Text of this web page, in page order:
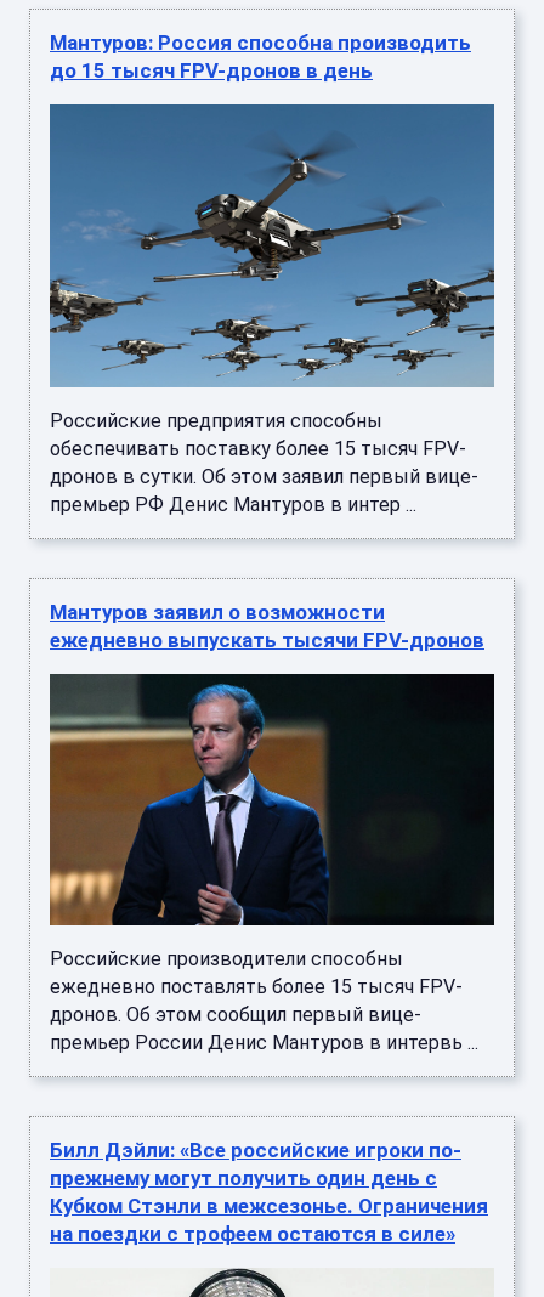
Мантуров: Россия способна производить
до 15 тысяч FPV-дронов в день
Российские предприятия способны
обеспечивать поставку более 15 тысяч FPV-
дронов в сутки. Об этом заявил первый вице-
премьер РФ Денис Мантуров в интер ...
Мантуров заявил о возможности
ежедневно выпускать тысячи FPV-дронов
Российские производители способны
ежедневно поставлять более 15 тысяч FPV-
дронов. Об этом сообщил первый вице-
премьер России Денис Мантуров в интервь ...
Билл Дэйли: «Все российские игроки по-
прежнему могут получить один день с
Кубком Стэнли в межсезонье. Ограничения
на поездки с трофеем остаются в силе»